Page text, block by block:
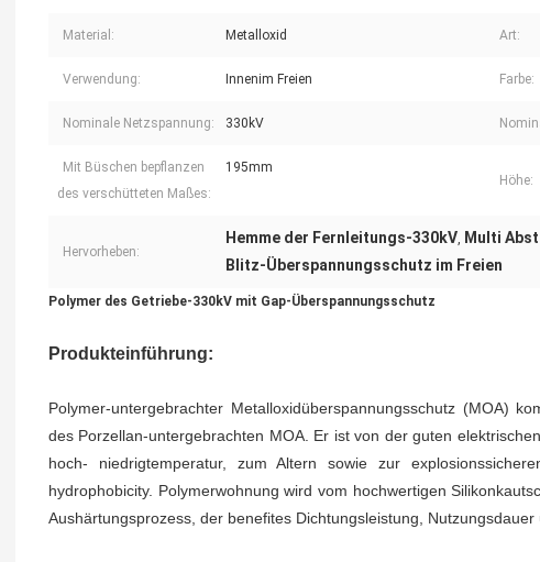
Material: Metalloxid Art:
Verwendung: Innenim Freien Farbe:
Nominale Netzspannung: 330kV
Mit Büschen bepflanzen
des verschütteten Maßes:
195mm
Höhe:
Hervorheben:
Hemme der Fernleitungs-330kV, Multi
Blitz-Überspannungsschutz im Freien
Polymer des Getriebe-330kV mit Gap-Überspannungsschutz
Produkteinführung:
Polymer-untergebrachter Metalloxidüberspannungsschutz (MOA)
des Porzellan-untergebrachten MOA. Er ist von der guten
hoch- niedrigtemperatur, zum Altern sowie zur
hydrophobicity. Polymerwohnung wird vom hochwertigen
Aushärtungsprozess, der benefites Dichtungsleistung,